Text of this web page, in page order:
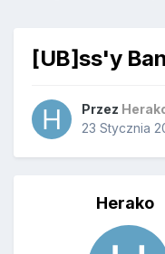
[UB]ss'y
Przez
23 Stycznia
Herako